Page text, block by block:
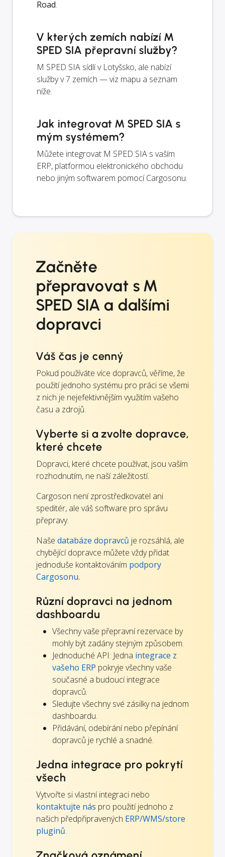
Road.
V kterých zemích nabízí M
SPED SIA přepravní služby?
M SPED SIA sídlí v Lotyšsko, ale nabízí
služby v 7 zemích — viz mapu a seznam
níže.
Jak integrovat M SPED SIA s
mým systémem?
Můžete integrovat M SPED SIA s vaším
ERP, platformou elektronického obchodu
nebo jiným softwarem pomocí Cargosonu.
Začněte
přepravovat s M
SPED SIA a dalšími
dopravci
Váš čas je cenný
Pokud používáte více dopravců, věříme, že
použití jednoho systému pro práci se všemi
z nich je nejefektivnějším využitím vašeho
času a zdrojů.
Vyberte si a zvolte dopravce,
které chcete
Dopravci, které chcete používat, jsou vaším
rozhodnutím, ne naší záležitostí.
Cargoson není zprostředkovatel ani
speditér, ale váš software pro správu
přepravy.
Naše databáze dopravců je rozsáhlá, ale
chybějící dopravce můžete vždy přidat
jednoduše kontaktováním podpory
Cargosonu.
Různí dopravci na jednom
dashboardu
Všechny vaše přepravní rezervace by
mohly být zadány stejným způsobem.
Jednoduché API: Jedna integrace z
vašeho ERP pokryje všechny vaše
současné a budoucí integrace
dopravců.
Sledujte všechny své zásilky na jednom
dashboardu.
Přidávání, odebírání nebo přepínání
dopravců je rychlé a snadné.
Jedna integrace pro pokrytí
všech
Vytvořte si vlastní integraci nebo
kontaktujte nás pro použití jednoho z
našich předpřipravených ERP/WMS/store
pluginů.